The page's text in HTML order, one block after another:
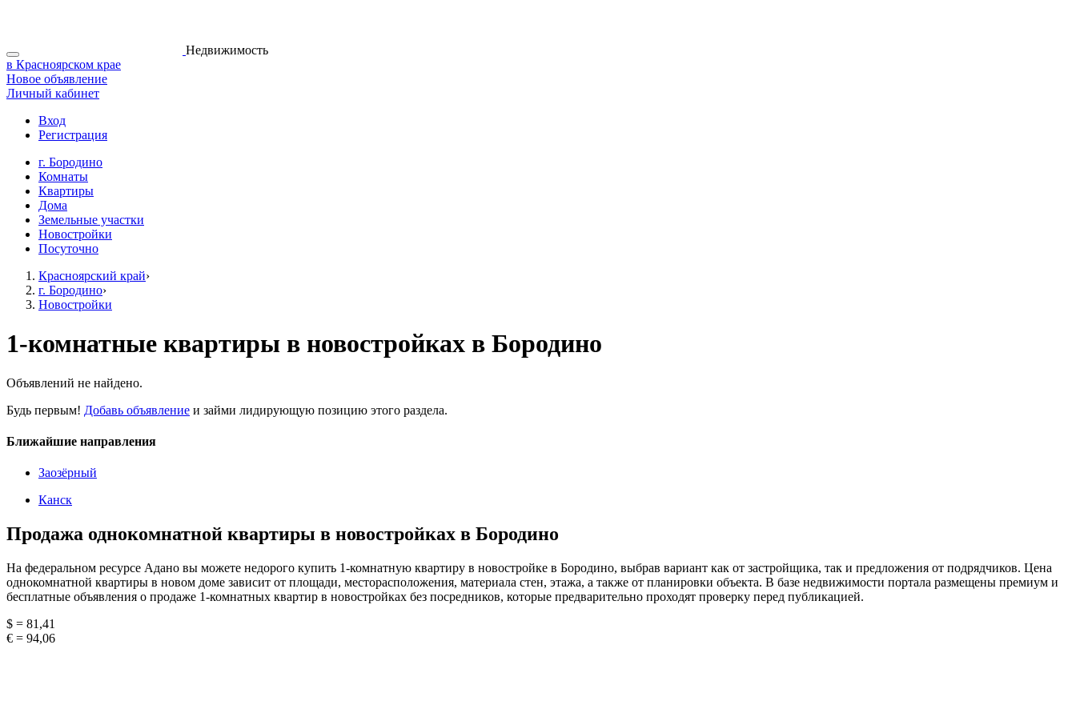
Недвижимость
в Красноярском крае
Новое объявление
Личный кабинет
Вход
Регистрация
г. Бородино
Комнаты
Квартиры
Дома
Земельные участки
Новостройки
Посуточно
Красноярский край›
г. Бородино›
Новостройки
1-комнатные квартиры в новостройках в Бородино
Объявлений не найдено.
Будь первым! Добавь объявление и займи лидирующую позицию этого раздела.
Ближайшие направления
Заозёрный
Канск
Продажа однокомнатной квартиры в новостройках в Бородино
На федеральном ресурсе Адано вы можете недорого купить 1-комнатную квартиру в новостройке в Бородино, выбрав вариант как от застройщика, так и предложения от подрядчиков. Цена
однокомнатной квартиры в новом доме зависит от площади, месторасположения, материала стен, этажа, а также от планировки объекта. В базе недвижимости портала размещены премиум и
бесплатные объявления о продаже 1-комнатных квартир в новостройках без посредников, которые предварительно проходят проверку перед публикацией.
$ = 81,41
€ = 94,06